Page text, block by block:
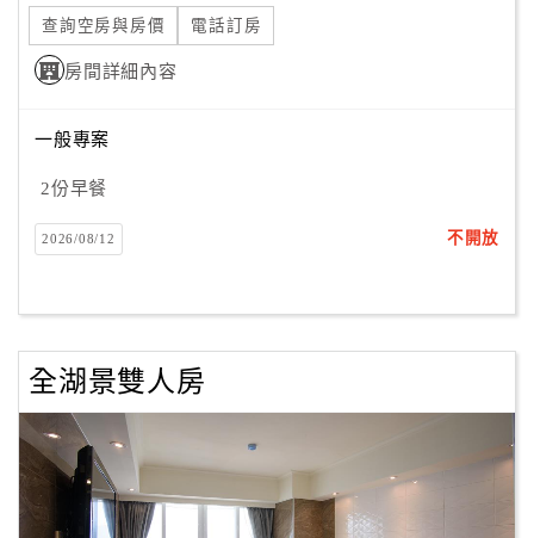
單
管
理
員
戶
客
服
聯
單
查詢空房與房價 電話訂房
房間詳細內容
一般專案
2份早餐
2026/08/12 不開放
全湖景雙人房